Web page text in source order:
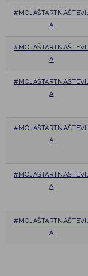
A
A
A
A
A
A